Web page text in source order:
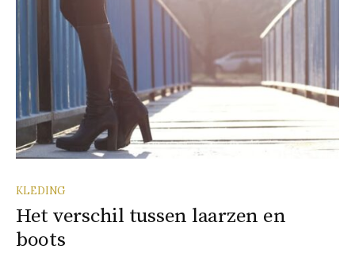
KLEDING
Het verschil tussen laarzen en
boots